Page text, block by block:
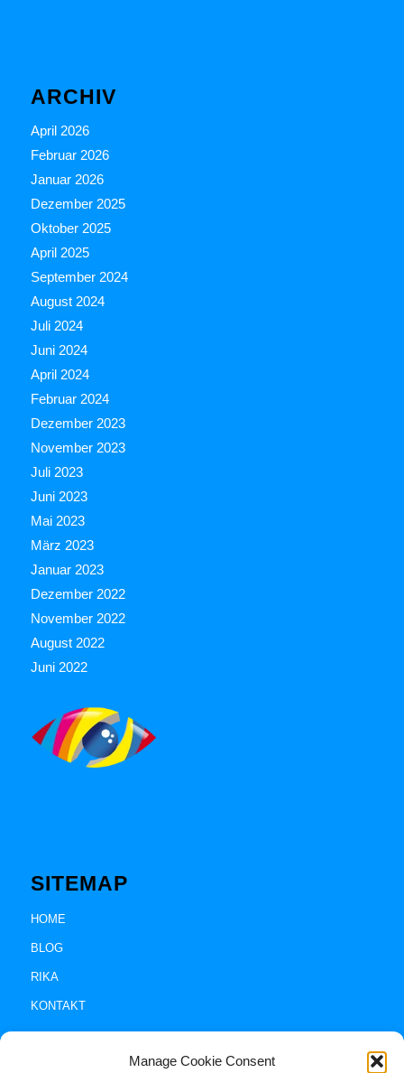
Manage Cookie Consent
ARCHIV
April 2026
Februar 2026
Januar 2026
Dezember 2025
Oktober 2025
April 2025
September 2024
August 2024
Juli 2024
Juni 2024
April 2024
Februar 2024
Dezember 2023
November 2023
Juli 2023
Juni 2023
Mai 2023
März 2023
Januar 2023
Dezember 2022
November 2022
August 2022
Juni 2022
SITEMAP
HOME
BLOG
RIKA
KONTAKT